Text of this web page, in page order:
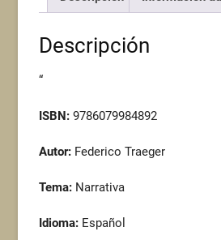
Descripción
“
ISBN: 9786079984892
Autor: Federico Traeger
Tema: Narrativa
Idioma: Español